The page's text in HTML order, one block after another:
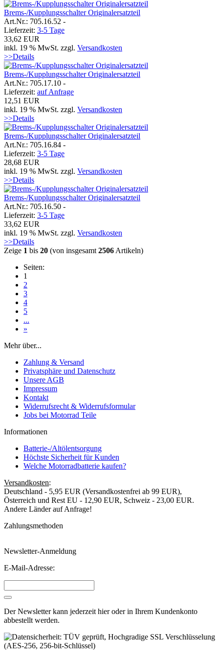
Brems-/Kupplungsschalter Originalersatzteil
Art.Nr.: 705.16.52 -
Lieferzeit: 3-5 Tage
33,62 EUR
inkl. 19 % MwSt. zzgl. Versandkosten
>>Details
Brems-/Kupplungsschalter Originalersatzteil
Art.Nr.: 705.17.10 -
Lieferzeit: auf Anfrage
12,51 EUR
inkl. 19 % MwSt. zzgl. Versandkosten
>>Details
Brems-/Kupplungsschalter Originalersatzteil
Art.Nr.: 705.16.84 -
Lieferzeit: 3-5 Tage
28,68 EUR
inkl. 19 % MwSt. zzgl. Versandkosten
>>Details
Brems-/Kupplungsschalter Originalersatzteil
Art.Nr.: 705.16.50 -
Lieferzeit: 3-5 Tage
33,62 EUR
inkl. 19 % MwSt. zzgl. Versandkosten
>>Details
Zeige 1 bis 20 (von insgesamt2506Artikeln)
Seiten:
1
2
3
4
5
...
»
Mehr über...
Zahlung & Versand
Privatsphäre und Datenschutz
Unsere AGB
Impressum
Kontakt
Widerrufsrecht & Widerrufsformular
Jobs bei Motorrad Teile
Informationen
Batterie-/Altölentsorgung
Höchste Sicherheit für Kunden
Welche Motorradbatterie kaufen?
Versandkosten:
Deutschland - 5,95 EUR (Versandkostenfrei ab 99 EUR),
Österreich und Rest EU - 12,90 EUR, Schweiz - 23,00 EUR.
Andere Länder auf Anfrage!
Zahlungsmethoden
Newsletter-Anmeldung
E-Mail-Adresse:
Der Newsletter kann jederzeit hier oder in Ihrem Kundenkonto
abbestellt werden.